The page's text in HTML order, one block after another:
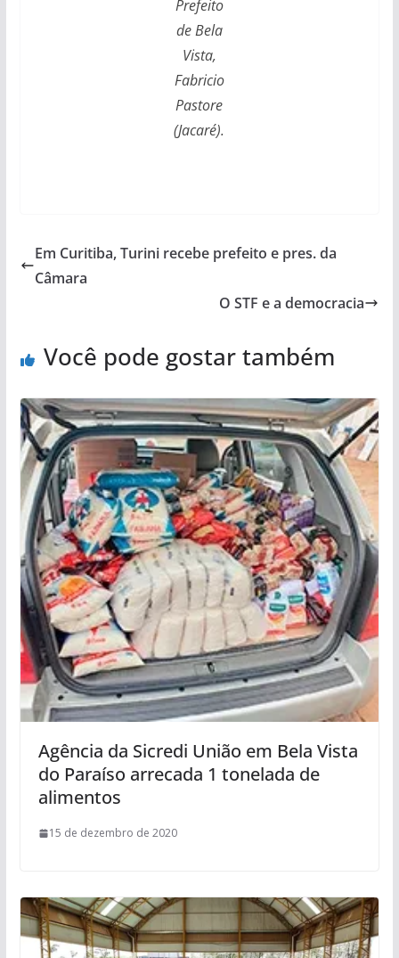
Prefeito
de Bela
Vista,
Fabricio
Pastore
(Jacaré).
Em Curitiba, Turini recebe prefeito e pres. da
Câmara
O STF e a democracia
Você pode gostar também
Agência da Sicredi União em Bela Vista
do Paraíso arrecada 1 tonelada de
alimentos
15 de dezembro de 2020